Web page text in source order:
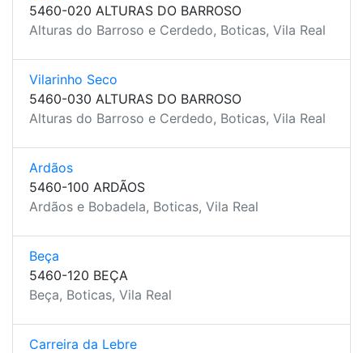
5460-020 ALTURAS DO BARROSO
Alturas do Barroso e Cerdedo, Boticas, Vila Real
Vilarinho Seco
5460-030 ALTURAS DO BARROSO
Alturas do Barroso e Cerdedo, Boticas, Vila Real
Ardãos
5460-100 ARDÃOS
Ardãos e Bobadela, Boticas, Vila Real
Beça
5460-120 BEÇA
Beça, Boticas, Vila Real
Carreira da Lebre